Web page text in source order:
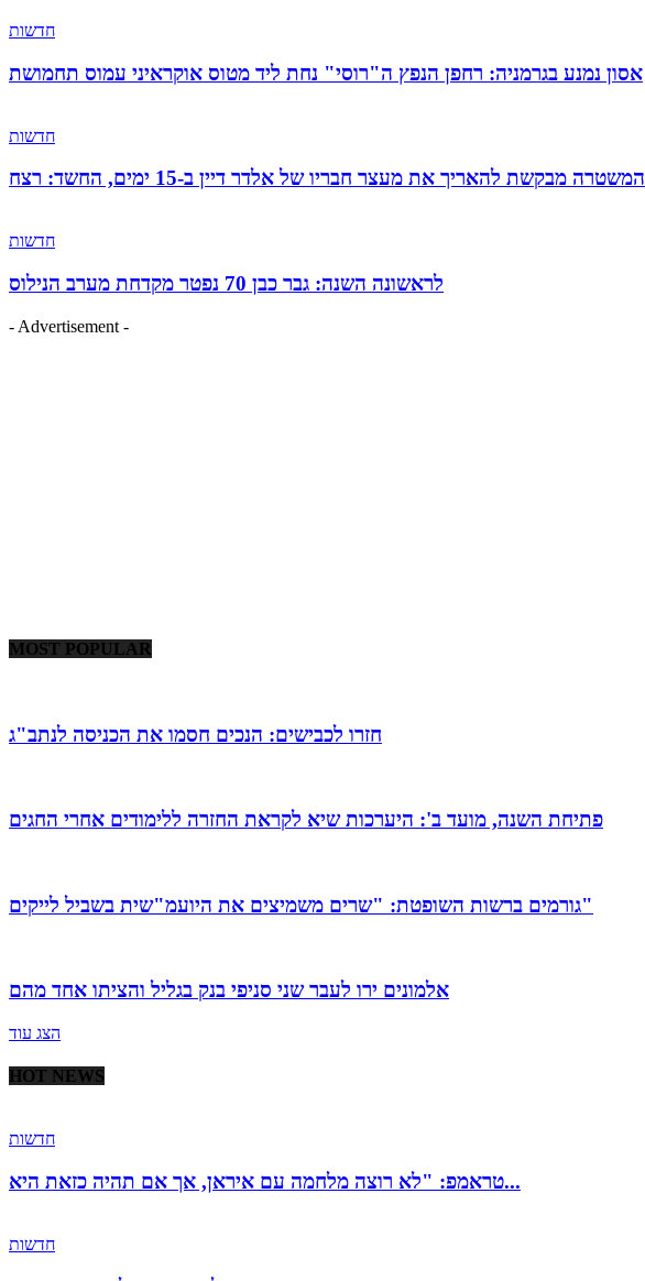
חדשות
אסון נמנע בגרמניה: רחפן הנפץ ה"רוסי" נחת ליד מטוס אוקראיני עמוס תחמושת
חדשות
המשטרה מבקשת להאריך את מעצר חבריו של אלדר דיין ב-15 ימים, החשד: רצח
חדשות
לראשונה השנה: גבר כבן 70 נפטר מקדחת מערב הנילוס
- Advertisement -
MOST POPULAR
חזרו לכבישים: הנכים חסמו את הכניסה לנתב"ג
פתיחת השנה, מועד ב': היערכות שיא לקראת החזרה ללימודים אחרי החגים
גורמים ברשות השופטת: "שרים משמיצים את היועמ"שית בשביל לייקים"
אלמונים ירו לעבר שני סניפי בנק בגליל והציתו אחד מהם
הצג עוד
HOT NEWS
חדשות
טראמפ: "לא רוצה מלחמה עם איראן, אך אם תהיה כזאת היא...
חדשות